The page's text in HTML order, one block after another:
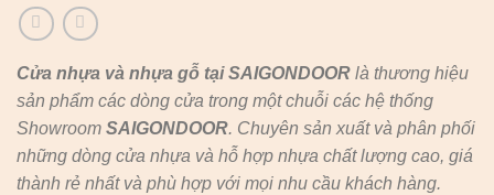
Cửa nhựa và nhựa gỗ tại SAIGONDOOR là thương hiệu
sản phẩm các dòng cửa trong một chuỗi các hệ thống
Showroom SAIGONDOOR. Chuyên sản xuất và phân phối
những dòng cửa nhựa và hỗ hợp nhựa chất lượng cao, giá
thành rẻ nhất và phù hợp với mọi nhu cầu khách hàng.